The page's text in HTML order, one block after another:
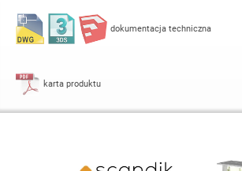
dokumentacja techniczna
karta produktu